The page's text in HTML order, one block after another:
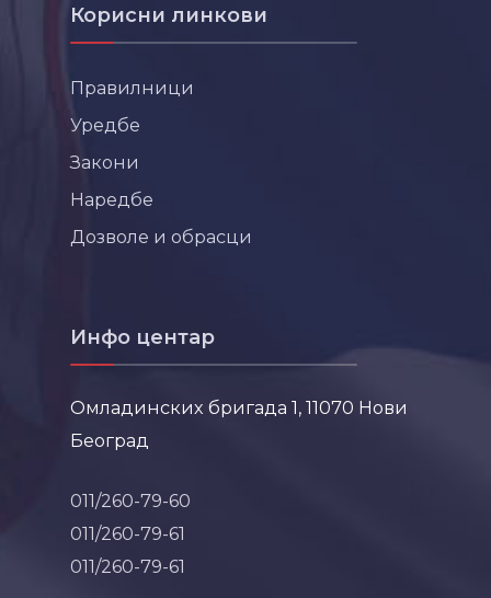
Корисни линкови
Правилници
Уредбе
Закони
Наредбе
Дозволе и обрасци
Инфо центар
Омладинских бригада 1, 11070 Нови
Београд
011/260-79-60
011/260-79-61
011/260-79-61